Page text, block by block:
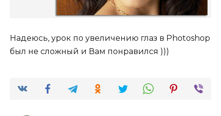
Надеюсь, урок по увеличению глаз в Photoshop
был не сложный и Вам понравился )))